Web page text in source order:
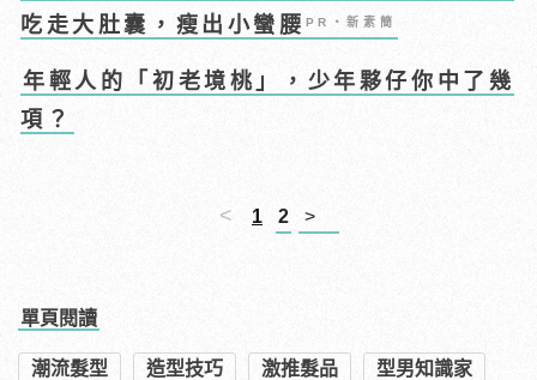
吃走大肚囊，瘦出小蠻腰 PR・新素簡
年輕人的「初老境桃」，少年夥仔你中了幾
項？
< 1 2 >
單頁閱讀
潮流髮型 造型技巧 激推髮品 型男知識家